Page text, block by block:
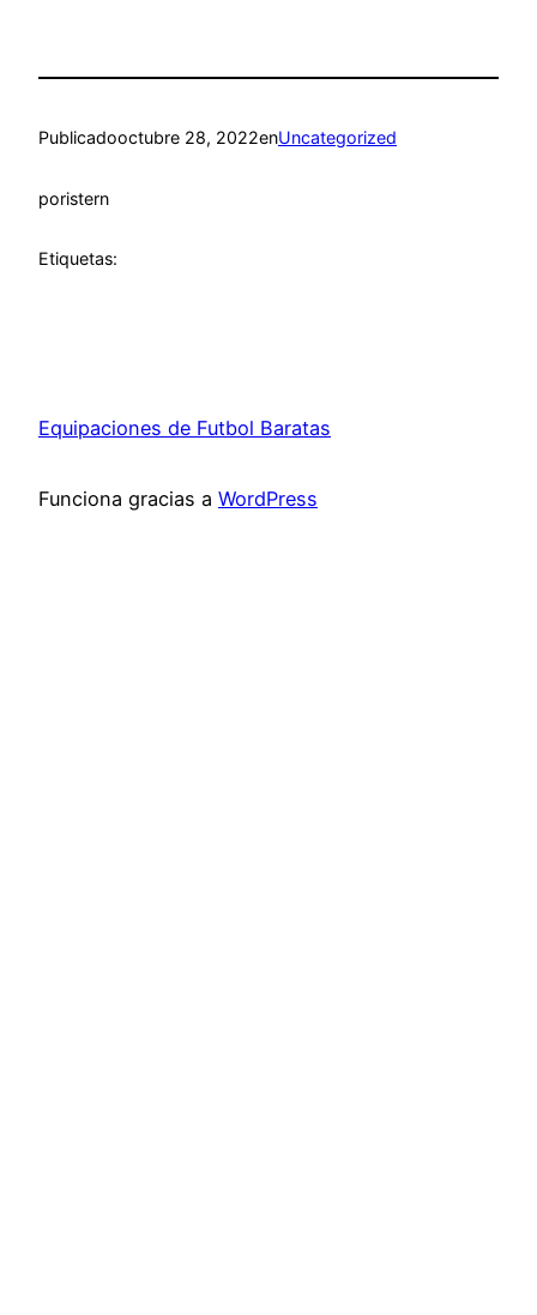
Publicadooctubre 28, 2022enUncategorized
poristern
Etiquetas:
Equipaciones de Futbol Baratas
Funciona gracias a WordPress